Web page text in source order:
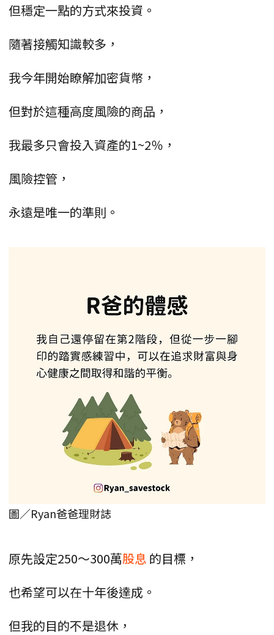
但穩定一點的方式來投資。
隨著接觸知識較多，
我今年開始瞭解加密貨幣，
但對於這種高度風險的商品，
我最多只會投入資產的1~2％，
風險控管，
永遠是唯一的準則。
圖／Ryan爸爸理財誌
原先設定250～300萬股息 的目標，
也希望可以在十年後達成。
但我的目的不是退休，